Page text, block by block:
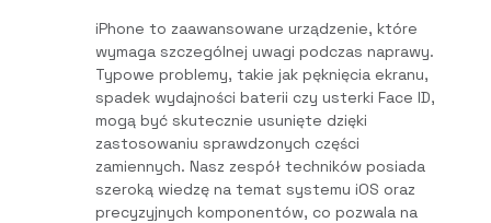
iPhone to zaawansowane urządzenie, które
wymaga szczególnej uwagi podczas naprawy.
Typowe problemy, takie jak pęknięcia ekranu,
spadek wydajności baterii czy usterki Face ID,
mogą być skutecznie usunięte dzięki
zastosowaniu sprawdzonych części
zamiennych. Nasz zespół techników posiada
szeroką wiedzę na temat systemu iOS oraz
precyzyjnych komponentów, co pozwala na